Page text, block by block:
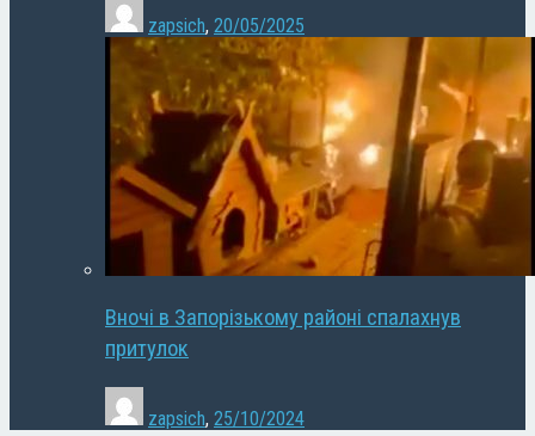
zapsich, 20/05/2025
Вночі в Запорізькому районі спалахнув
притулок
zapsich, 25/10/2024